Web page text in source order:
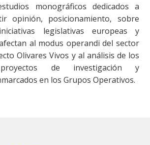
monográficos dedicados a
opinión, posicionamiento, sobre
legislativas europeas y
al modus operandi del sector
Olivares Vivos y al análisis de los
de investigación y
en los Grupos Operativos.